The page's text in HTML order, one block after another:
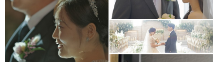
아모르아트웨딩컨벤션
대표2인촬영
(프리미엄추가상품)
셀레나하우스웨딩홀